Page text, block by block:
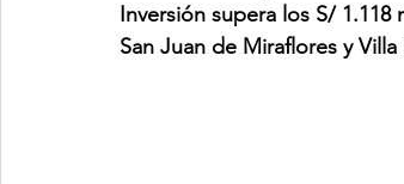
Inversión supera los S/
San Juan de Miraflores y Villa